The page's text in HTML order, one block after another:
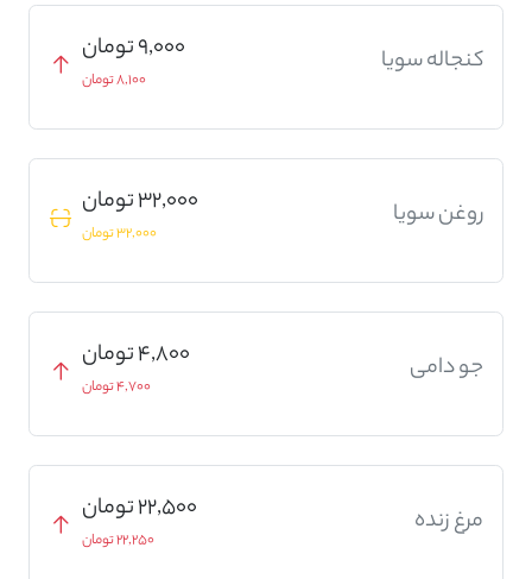
کنجاله سویا 9,000 تومان
8,100 تومان
روغن سویا 32,000 تومان
32,000 تومان
جو دامی 4,800 تومان
4,700 تومان
مرغ زنده 22,500 تومان
22,250 تومان